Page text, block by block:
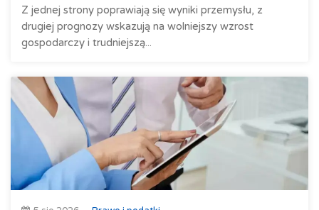
Z jednej strony poprawiają się wyniki przemysłu, z
drugiej prognozy wskazują na wolniejszy wzrost
gospodarczy i trudniejszą...